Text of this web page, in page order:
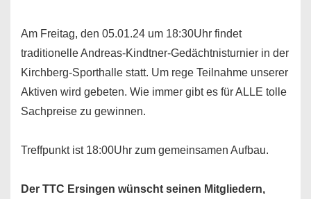
Am Freitag, den 05.01.24 um 18:30Uhr findet
traditionelle Andreas-Kindtner-Gedächtnisturnier in der
Kirchberg-Sporthalle statt. Um rege Teilnahme unserer
Aktiven wird gebeten. Wie immer gibt es für ALLE tolle
Sachpreise zu gewinnen.
Treffpunkt ist 18:00Uhr zum gemeinsamen Aufbau.
Der TTC Ersingen wünscht seinen Mitgliedern,